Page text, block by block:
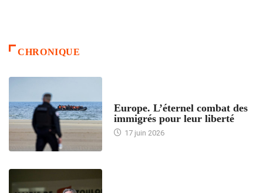
CHRONIQUE
Europe. L’éternel combat des
immigrés pour leur liberté
17 juin 2026